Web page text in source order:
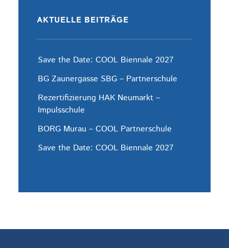
AKTUELLE BEITRÄGE
Save the Date: COOL Biennale 2027
BG Zaunergasse SBG – Partnerschule
Rezertifizierung HAK Neumarkt –
Impulsschule
BORG Murau – COOL Partnerschule
Save the Date: COOL Biennale 2027